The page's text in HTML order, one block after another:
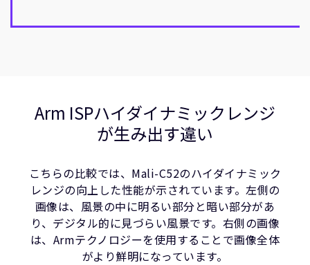
Arm ISPハイダイナミックレンジ
が生み出す違い
こちらの比較では、Mali-C52のハイダイナミック
レンジの向上した性能が示されています。左側の
画像は、風景の中に明るい部分と暗い部分があ
り、デジタル的に見づらい風景です。右側の画像
は、Armテクノロジーを使用することで画像全体
がより鮮明になっています。